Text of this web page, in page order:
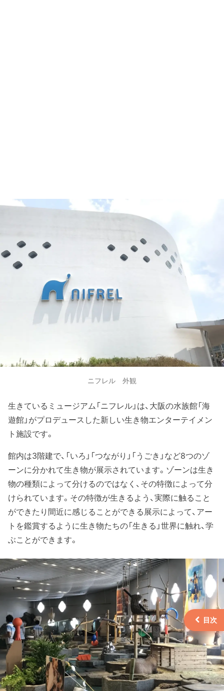
ニフレル 外観
生きているミュージアム「ニフレル」は、大阪の水族館「海
遊館」がプロデュースした新しい生き物エンターテイメン
ト施設です。
館内は3階建で、「いろ」「つながり」「うごき」など8つのゾ
ーンに分かれて生き物が展示されています。ゾーンは生き
物の種類によって分けるのではなく、その特徴によって分
けられています。その特徴が生きるよう、実際に触ること
ができたり間近に感じることができる展示によって、アー
トを鑑賞するように生き物たちの「生きる」世界に触れ、学
ぶことができます。